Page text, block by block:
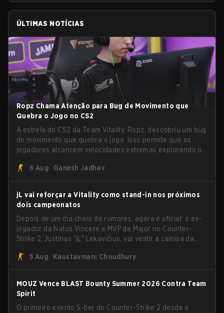
ÚLTIMAS NOTÍCIAS
Ropz Chama Atenção para Bug de Movimento que
Quebra o Jogo no CS2
A estrela do CS2 da Team Vitality, Ropz, descobriu um bug
de movimento que quebra o jogo. Isso permite que os
jogadores alcancem velocidades extremas explorando o
6 Aug
Ganesh Jadhav
jL vai reforçar a Vitality como stand-in nos próximos
dois campeonatos
Depois de um dia cheio de rumores, agora é oficial: o ex-
jogador da Natus Vincere e MVP de Major no Counter-
Strike 2, Justinas "jL" Lekavičius, vai vestir a camisa da
Bucharest.
5 Aug Kaustavmani Choudhury
MOUZ Vence BLAST Bounty Summer 2026 Contra Team
Spirit
O primeiro evento S-tier de Counter-Strike 2 desde o